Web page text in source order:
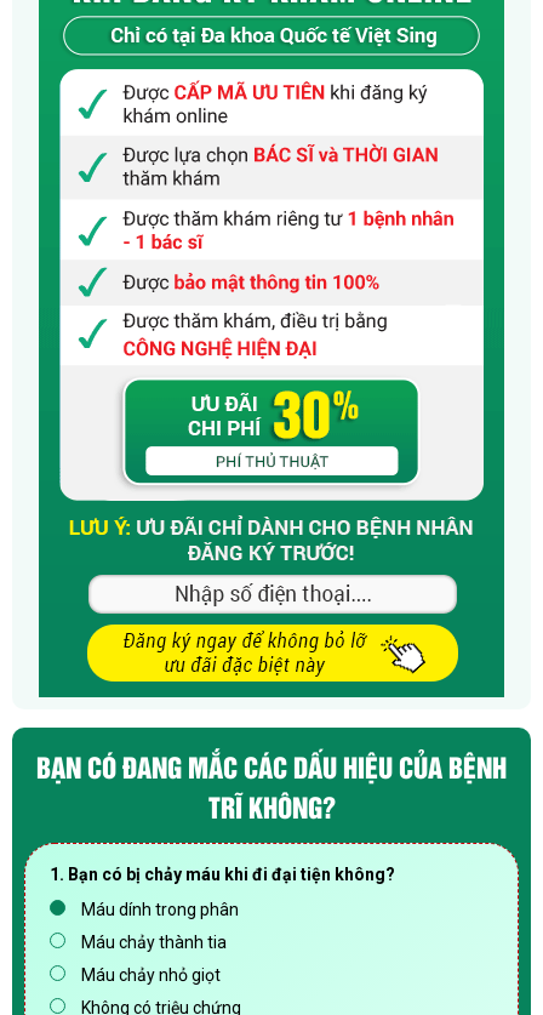
BẠN CÓ ĐANG MẮC CÁC DẤU HIỆU CỦA BỆNH
TRĨ KHÔNG?
1. Bạn có bị chảy máu khi đi đại tiện không?
Máu dính trong phân
Máu chảy thành tia
Máu chảy nhỏ giọt
Không có triệu chứng